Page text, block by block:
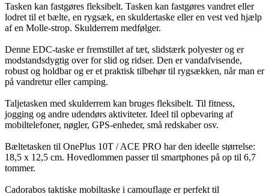
Tasken kan fastgøres fleksibelt. Tasken kan fastgøres vandret eller
lodret til et bælte, en rygsæk, en skuldertaske eller en vest ved hjælp
af en Molle-strop. Skulderrem medfølger.
Denne EDC-taske er fremstillet af tæt, slidstærk polyester og er
modstandsdygtig over for slid og ridser. Den er vandafvisende,
robust og holdbar og er et praktisk tilbehør til rygsækken, når man er
på vandretur eller camping.
Taljetasken med skulderrem kan bruges fleksibelt. Til fitness,
jogging og andre udendørs aktiviteter. Ideel til opbevaring af
mobiltelefoner, nøgler, GPS-enheder, små redskaber osv.
Bæltetasken til OnePlus 10T / ACE PRO har den ideelle størrelse:
18,5 x 12,5 cm. Hovedlommen passer til smartphones på op til 6,7
tommer.
Cadorabos taktiske mobiltaske i camouflage er perfekt til